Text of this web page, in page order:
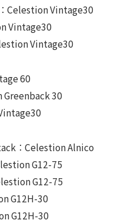
Celestion Vintage30
Vintage30
Vintage30
60
Greenback 30
：Celestion Alnico
G12-75
G12-75
G12H-30
G12H-30